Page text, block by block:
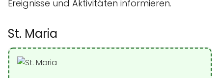
Ereignisse und Aktivitäten informieren.
St. Maria